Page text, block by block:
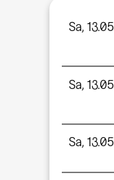
Sa,
Sa,
Sa,